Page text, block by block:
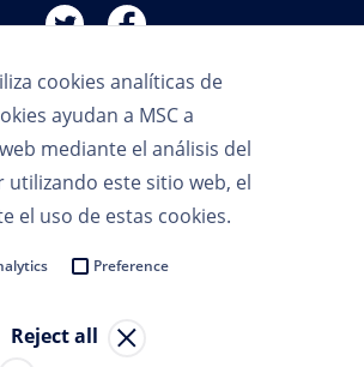
cookies analíticas de
ayudan a MSC a
mediante el análisis del
utilizando este sitio web, el
el uso de estas cookies.
Preference
Reject all
Política de privacidad
Cookie Settings
2023 MSC Cruceros SA